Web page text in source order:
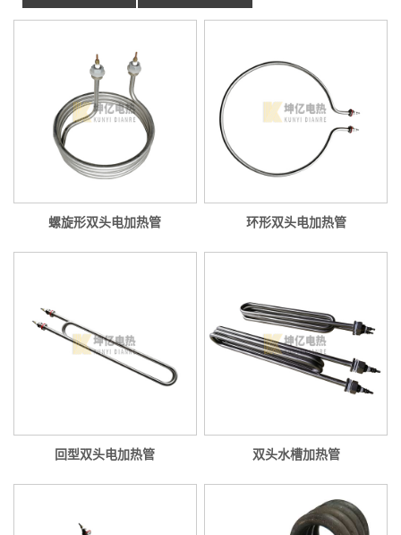
螺旋形双头电加热管 环形双头电加热管
回型双头电加热管 双头水槽加热管